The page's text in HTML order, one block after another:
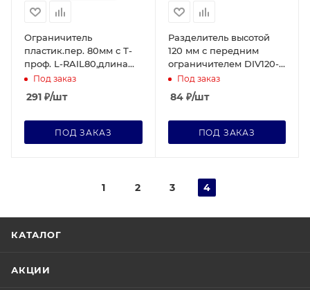
Ограничитель
пластик.пер. 80мм с Т-
проф. L-RAIL80,длина
1250мм,вспен.скотч,
прозрачн
Под заказ
291 ₽/шт
ПОД ЗАКАЗ
Разделитель высотой
120 мм с передним
ограничителем DIV120-
BTW120, длина 285-385
Под заказ
84₽/шт
ПОД ЗАКАЗ
1 2 3 4
КАТАЛОГ
АКЦИИ